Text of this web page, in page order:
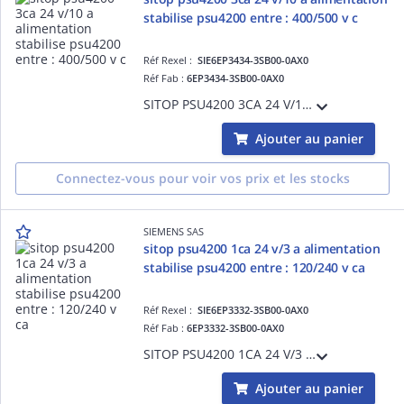
stabilise psu4200 entre : 400/500 v c
Réf Rexel :SIE6EP3434-3SB00-0AX0
Réf Fab :6EP3434-3SB00-0AX0
SITOP PSU4200 3CA 24 V/10 A alimentation stabilise PSU4200 entre : 400/500 V CA sortie : 24 V CC/10 A
Ajouter au panier
Connectez-vous pour voir vos prix et les stocks
SIEMENS SAS
sitop psu4200 1ca 24 v/3 a alimentation
stabilise psu4200 entre : 120/240 v ca
Réf Rexel :SIE6EP3332-3SB00-0AX0
Réf Fab :6EP3332-3SB00-0AX0
SITOP PSU4200 1CA 24 V/3 A alimentation stabilise PSU4200 entre : 120/240 V CA sortie : 24 V CC/3 A
Ajouter au panier